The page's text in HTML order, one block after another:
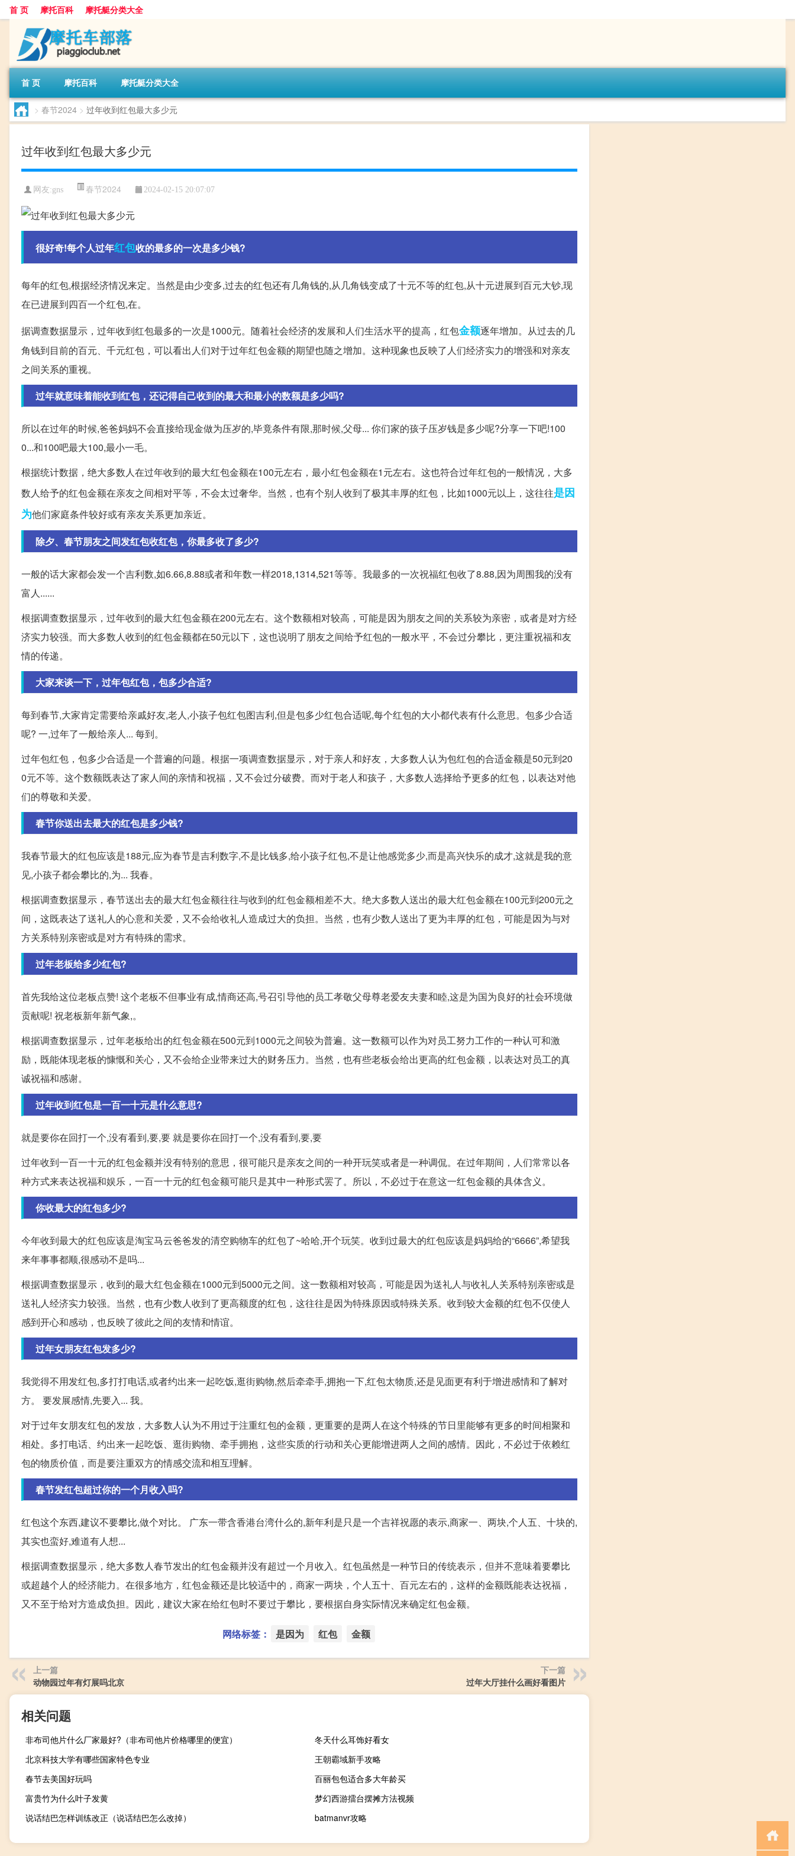
首 页 摩托百科 摩托艇分类大全
首 页 摩托百科 摩托艇分类大全
> 春节2024 > 过年收到红包最大多少元
过年收到红包最大多少元
网友:gns 春节2024 2024-02-15 20:07:07
很好奇!每个人过年红包收的最多的一次是多少钱?
每年的红包,根据经济情况来定。当然是由少变多,过去的红包还有几角钱的,从几角钱变成了十元不等的红包,从十元进展到百元大钞,现
在已进展到四百一个红包,在。
据调查数据显示，过年收到红包最多的一次是1000元。随着社会经济的发展和人们生活水平的提高，红包金额逐年增加。从过去的几
角钱到目前的百元、千元红包，可以看出人们对于过年红包金额的期望也随之增加。这种现象也反映了人们经济实力的增强和对亲友
之间关系的重视。
过年就意味着能收到红包，还记得自己收到的最大和最小的数额是多少吗?
所以在过年的时候,爸爸妈妈不会直接给现金做为压岁的,毕竟条件有限,那时候,父母... 你们家的孩子压岁钱是多少呢?分享一下吧!100
0...和100吧最大100,最小一毛。
根据统计数据，绝大多数人在过年收到的最大红包金额在100元左右，最小红包金额在1元左右。这也符合过年红包的一般情况，大多
数人给予的红包金额在亲友之间相对平等，不会太过奢华。当然，也有个别人收到了极其丰厚的红包，比如1000元以上，这往往是因
为他们家庭条件较好或有亲友关系更加亲近。
除夕、春节朋友之间发红包收红包，你最多收了多少?
一般的话大家都会发一个吉利数,如6.66,8.88或者和年数一样2018,1314,521等等。我最多的一次祝福红包收了8.88,因为周围我的没有
富人......
根据调查数据显示，过年收到的最大红包金额在200元左右。这个数额相对较高，可能是因为朋友之间的关系较为亲密，或者是对方经
济实力较强。而大多数人收到的红包金额都在50元以下，这也说明了朋友之间给予红包的一般水平，不会过分攀比，更注重祝福和友
情的传递。
大家来谈一下，过年包红包，包多少合适?
每到春节,大家肯定需要给亲戚好友,老人,小孩子包红包图吉利,但是包多少红包合适呢,每个红包的大小都代表有什么意思。包多少合适
呢? 一,过年了一般给亲人... 每到。
过年包红包，包多少合适是一个普遍的问题。根据一项调查数据显示，对于亲人和好友，大多数人认为包红包的合适金额是50元到20
0元不等。这个数额既表达了家人间的亲情和祝福，又不会过分破费。而对于老人和孩子，大多数人选择给予更多的红包，以表达对他
们的尊敬和关爱。
春节你送出去最大的红包是多少钱?
我春节最大的红包应该是188元,应为春节是吉利数字,不是比钱多,给小孩子红包,不是让他感觉多少,而是高兴快乐的成才,这就是我的意
见,小孩子都会攀比的,为... 我春。
根据调查数据显示，春节送出去的最大红包金额往往与收到的红包金额相差不大。绝大多数人送出的最大红包金额在100元到200元之
间，这既表达了送礼人的心意和关爱，又不会给收礼人造成过大的负担。当然，也有少数人送出了更为丰厚的红包，可能是因为与对
方关系特别亲密或是对方有特殊的需求。
过年老板给多少红包?
首先我给这位老板点赞! 这个老板不但事业有成,情商还高,号召引导他的员工孝敬父母尊老爱友夫妻和睦,这是为国为良好的社会环境做
贡献呢! 祝老板新年新气象,。
根据调查数据显示，过年老板给出的红包金额在500元到1000元之间较为普遍。这一数额可以作为对员工努力工作的一种认可和激
励，既能体现老板的慷慨和关心，又不会给企业带来过大的财务压力。当然，也有些老板会给出更高的红包金额，以表达对员工的真
诚祝福和感谢。
过年收到红包是一百一十元是什么意思?
就是要你在回打一个,没有看到,要,要 就是要你在回打一个,没有看到,要,要
过年收到一百一十元的红包金额并没有特别的意思，很可能只是亲友之间的一种开玩笑或者是一种调侃。在过年期间，人们常常以各
种方式来表达祝福和娱乐，一百一十元的红包金额可能只是其中一种形式罢了。所以，不必过于在意这一红包金额的具体含义。
你收最大的红包多少?
今年收到最大的红包应该是淘宝马云爸爸发的清空购物车的红包了~哈哈,开个玩笑。收到过最大的红包应该是妈妈给的“6666”,希望我
来年事事都顺,很感动不是吗...
根据调查数据显示，收到的最大红包金额在1000元到5000元之间。这一数额相对较高，可能是因为送礼人与收礼人关系特别亲密或是
送礼人经济实力较强。当然，也有少数人收到了更高额度的红包，这往往是因为特殊原因或特殊关系。收到较大金额的红包不仅使人
感到开心和感动，也反映了彼此之间的友情和情谊。
过年女朋友红包发多少?
我觉得不用发红包,多打打电话,或者约出来一起吃饭,逛街购物,然后牵牵手,拥抱一下,红包太物质,还是见面更有利于增进感情和了解对
方。 要发展感情,先要入... 我。
对于过年女朋友红包的发放，大多数人认为不用过于注重红包的金额，更重要的是两人在这个特殊的节日里能够有更多的时间相聚和
相处。多打电话、约出来一起吃饭、逛街购物、牵手拥抱，这些实质的行动和关心更能增进两人之间的感情。因此，不必过于依赖红
包的物质价值，而是要注重双方的情感交流和相互理解。
春节发红包超过你的一个月收入吗?
红包这个东西,建议不要攀比,做个对比。 广东一带含香港台湾什么的,新年利是只是一个吉祥祝愿的表示,商家一、两块,个人五、十块的,
其实也蛮好,难道有人想...
根据调查数据显示，绝大多数人春节发出的红包金额并没有超过一个月收入。红包虽然是一种节日的传统表示，但并不意味着要攀比
或超越个人的经济能力。在很多地方，红包金额还是比较适中的，商家一两块，个人五十、百元左右的，这样的金额既能表达祝福，
又不至于给对方造成负担。因此，建议大家在给红包时不要过于攀比，要根据自身实际情况来确定红包金额。
网络标签： 是因为 红包 金额
上一篇
动物园过年有灯展吗北京
下一篇
过年大厅挂什么画好看图片
相关问题
非布司他片什么厂家最好?（非布司他片价格哪里的便宜）
冬天什么耳饰好看女
北京科技大学有哪些国家特色专业
王朝霸域新手攻略
春节去美国好玩吗
百丽包包适合多大年龄买
富贵竹为什么叶子发黄
梦幻西游擂台摆摊方法视频
说话结巴怎样训练改正（说话结巴怎么改掉）
batmanvr攻略